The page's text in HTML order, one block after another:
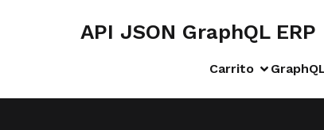
API JSON GraphQL ERP
Carrito